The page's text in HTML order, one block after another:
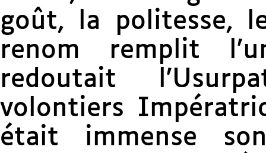
goût, la politesse,
renom remplit
redoutait
volontiers
était immense